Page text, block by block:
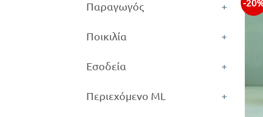
Παραγωγός +
Ποικιλία +
Εσοδεία +
Περιεχόμενο ML +
-
+